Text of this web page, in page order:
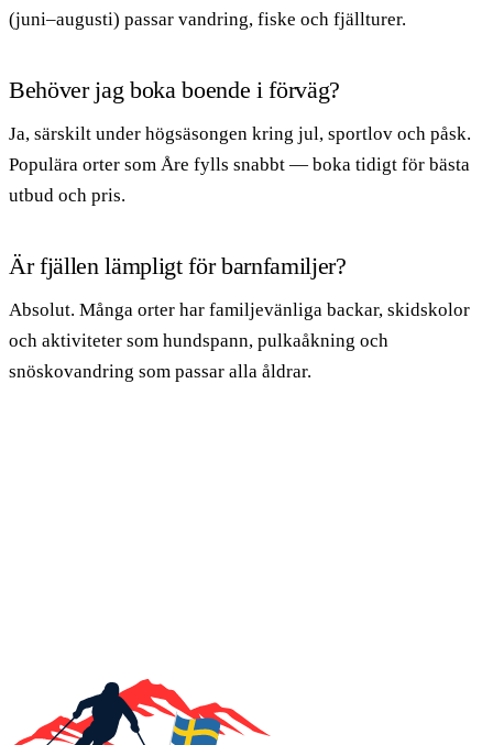
(juni–augusti) passar vandring, fiske och fjällturer.
Behöver jag boka boende i förväg?
Ja, särskilt under högsäsongen kring jul, sportlov och påsk.
Populära orter som Åre fylls snabbt — boka tidigt för bästa
utbud och pris.
Är fjällen lämpligt för barnfamiljer?
Absolut. Många orter har familjevänliga backar, skidskolor
och aktiviteter som hundspann, pulkaåkning och
snöskovandring som passar alla åldrar.